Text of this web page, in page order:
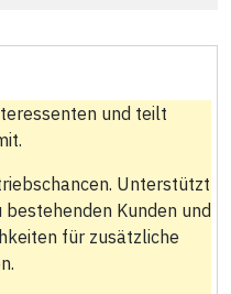
und teilt
Unterstützt
Kunden und
für zusätzliche